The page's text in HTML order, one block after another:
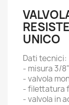
UNICO
Dati tecnici:
- misura 3/
- valvola
- filettatura
- valvola in